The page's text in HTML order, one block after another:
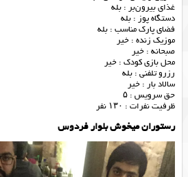
غذای بیرون‌بر : بله
دستگاه پوز : بله
فضای پارک مناسب : بله
موزیک زنده : خیر
صبحانه : خیر
محل بازی کودک : خیر
رزرو تلفنی : بله
سالاد بار : خیر
حق سرویس : ۵
ظرفیت نفرات : ۱۳۰ نفر
رستوران میخوش بلوار فردوس